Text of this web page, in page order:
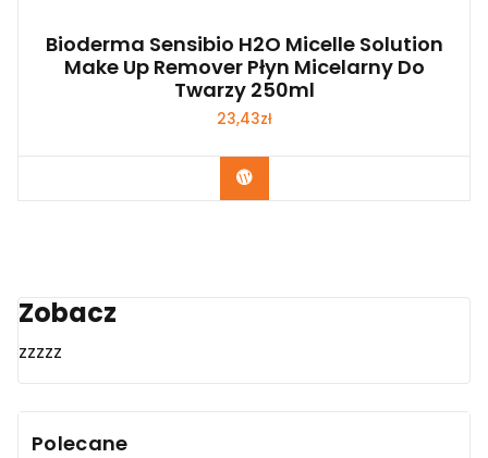
Bioderma Sensibio H2O Micelle Solution
Make Up Remover Płyn Micelarny Do
Twarzy 250ml
23,43zł
Zobacz
Zobacz
zzzzz
Polecane